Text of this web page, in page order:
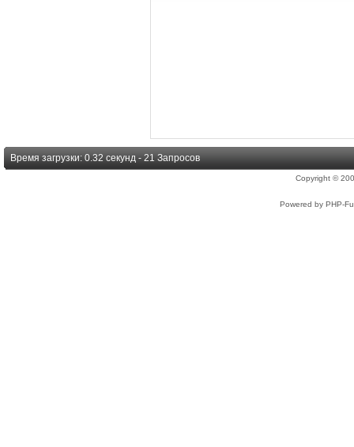
Время загрузки: 0.32 секунд - 21 Запросов
Copyright ©
Powered by PHP-